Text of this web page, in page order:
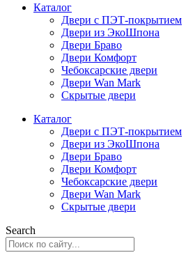
Каталог
Двери с ПЭТ-покрытием
Двери из ЭкоШпона
Двери Браво
Двери Комфорт
Чебоксарские двери
Двери Wan Mark
Скрытые двери
Каталог
Двери с ПЭТ-покрытием
Двери из ЭкоШпона
Двери Браво
Двери Комфорт
Чебоксарские двери
Двери Wan Mark
Скрытые двери
Search